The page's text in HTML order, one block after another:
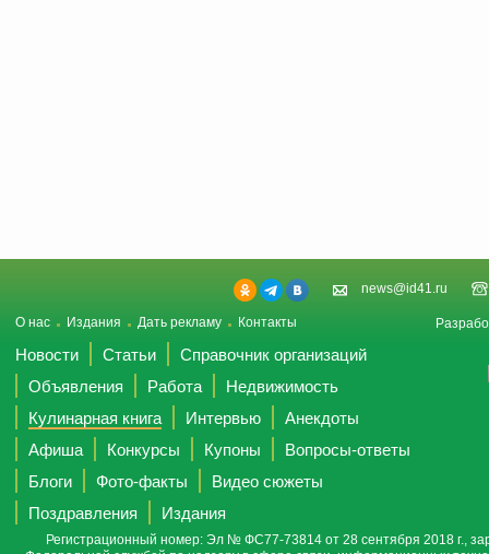
news@id41.ru
О нас Издания Дать рекламу Контакты
Новости Статьи
Справочник организаций
Объявления
Работа
Недвижимость
Кулинарная книга
Интервью
Анекдоты
Афиша
Конкурсы Купоны
Вопросы-ответы
Блоги
Фото-факты
Видео сюжеты
Поздравления
Издания
Регистрационный номер: Эл № ФС77-73814 от 28 сентября 2018 г.,